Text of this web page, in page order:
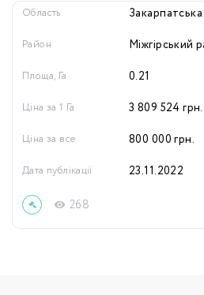
Область
Район Міжгірський
Площа, Га 0.21
Ціна за 1 Га 3 809 524 грн.
Ціна за все 800 000 грн.
268
Дата публікації 23.11.2022